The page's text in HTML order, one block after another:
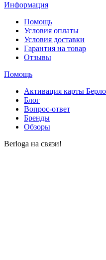
Информация
Помощь
Условия оплаты
Условия доставки
Гарантия на товар
Отзывы
Помощь
Активация карты
Блог
Вопрос-ответ
Бренды
Обзоры
Berloga на связи!